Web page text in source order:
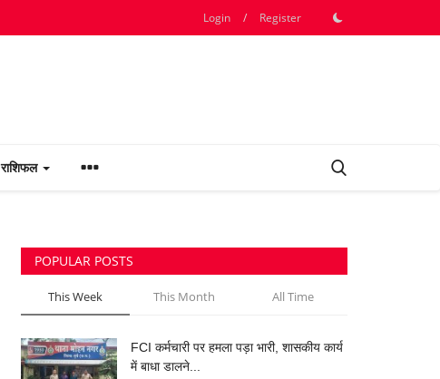
Login / Register
राशिफल
POPULAR POSTS
This Week This Month All Time
FCI कर्मचारी पर हमला पड़ा भारी, शासकीय कार्य
में बाधा डालने...